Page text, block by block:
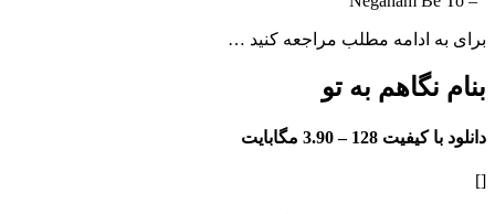
ادامه مطلب مراجعه کنید …
به تو
128 – 3.90 مگابایت